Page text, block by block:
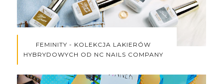
FEMINITY - KOLEKCJA LAKIERÓW
HYBRYDOWYCH OD NC NAILS COMPANY